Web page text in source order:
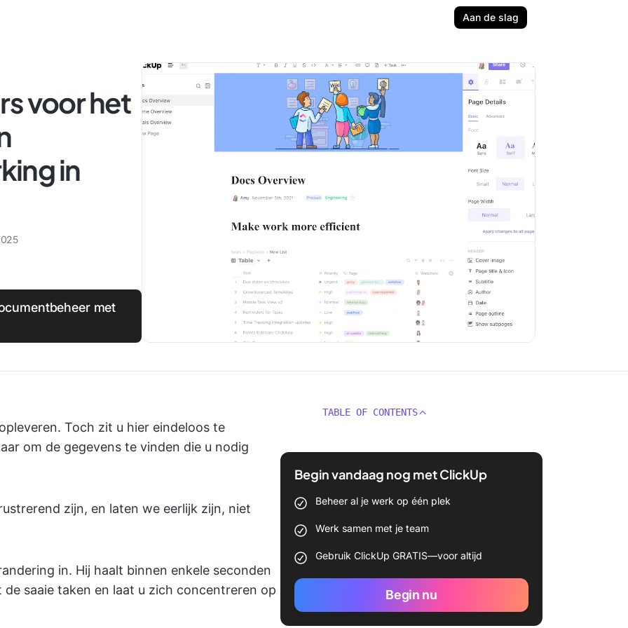
Aan de slag
voor het
in
met
Toch zit u hier eindeloos te
om de gegevens te vinden die u nodig
zijn, en laten we eerlijk zijn, niet
in. Hij haalt binnen enkele seconden
saaie taken en laat u zich concentreren op
TABLE OF CONTENTS
Begin vandaag nog met ClickUp
Beheer al je werk op één plek
Werk samen met je team
Gebruik ClickUp GRATIS—voor altijd
Begin nu